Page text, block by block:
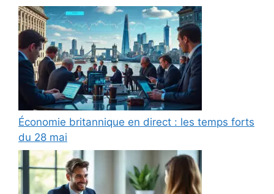
Économie britannique en direct : les temps forts
du 28 mai